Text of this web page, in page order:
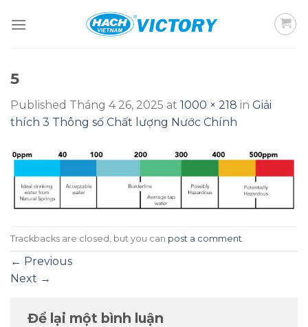
5
Published Tháng 4 26, 2025 at 1000 × 218 in Giải
thích 3 Thông số Chất lượng Nước Chính
Trackbacks are closed, but you can post a comment
← Previous
Next →
Để lại một bình luận